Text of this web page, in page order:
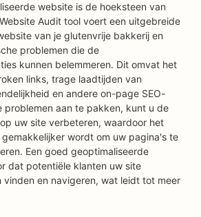
website is de hoeksteen van
Audit tool voert een uitgebreide
van je glutenvrije bakkerij en
problemen die de
kunnen belemmeren. Dit omvat het
links, trage laadtijden van
en andere on-page SEO-
problemen aan te pakken, kunt u de
uw site verbeteren, waardoor het
wordt om uw pagina's te
Een goed geoptimaliseerde
dat potentiële klanten uw site
vinden en navigeren, wat leidt tot meer